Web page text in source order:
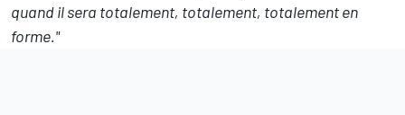
quand il sera totalement, totalement, totalement en
forme."